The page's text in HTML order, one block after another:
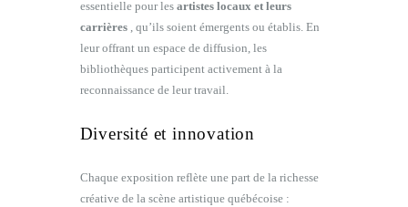
essentielle pour les artistes locaux et leurs
carrières , qu’ils soient émergents ou établis. En
leur offrant un espace de diffusion, les
bibliothèques participent activement à la
reconnaissance de leur travail.
Diversité et innovation
Chaque exposition reflète une part de la richesse
créative de la scène artistique québécoise :